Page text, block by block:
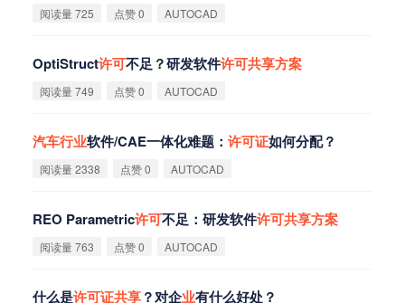
阅读量 725 点赞 0 AUTOCAD
OptiStruct许可不足？研发软件许可共享方案
阅读量 749 点赞 0 AUTOCAD
汽车行业软件/CAE一体化难题： 许可证如何分配？
阅读量 2338 点赞 0 AUTOCAD
REO Parametric许可不足：研发软件许可共享方案
阅读量 763 点赞 0 AUTOCAD
什么是许可证共享？对企业有什么好处？